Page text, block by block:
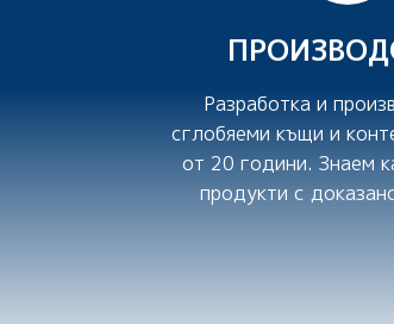
Разработка и
сглобяеми къщи и
от 20 години. Знаем
продукти с